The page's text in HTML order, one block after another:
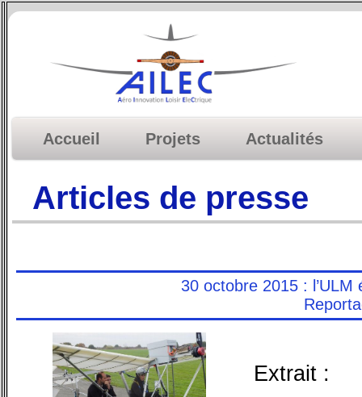
Accueil Projets Actualités
Articles de presse
30 octobre 2015 : l’ULM
Extrait :